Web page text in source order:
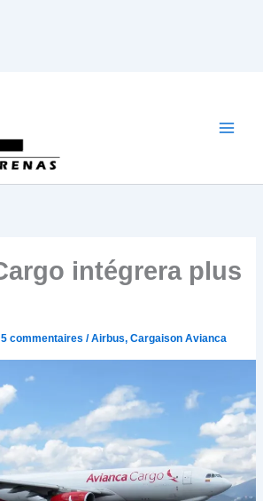
intégrera plus
5 commentaires /Airbus,Cargaison Avianca